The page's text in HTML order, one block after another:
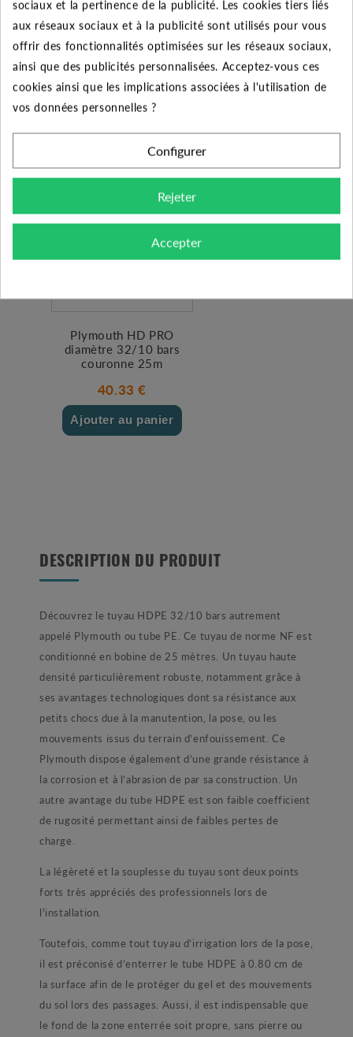
Plymouth PEHD Bande
Bleue ∅ 32/16 bars -
25 mètres
58.80 €
Ajouter au panier
Plymouth HD PRO
diamètre 32/10 bars
couronne 25m
40.33 €
Ajouter au panier
DESCRIPTION DU PRODUIT
Découvrez le tuyau HDPE 32/10 bars autrement
appelé Plymouth ou tube PE. Ce tuyau de norme NF est
conditionné en bobine de 25 mètres. Un tuyau haute
densité particulièrement robuste, notamment grâce à
ses avantages technologiques dont sa résistance aux
petits chocs due à la manutention, la pose, ou les
mouvements issus du terrain d’enfouissement. Ce
Plymouth dispose également d’une grande résistance à
la corrosion et à l’abrasion de par sa construction. Un
autre avantage du tube HDPE est son faible coefficient
de rugosité permettant ainsi de faibles pertes de
charge.
La légèreté et la souplesse du tuyau sont deux points
forts très appréciés des professionnels lors de
l'installation.
Toutefois, comme tout tuyau d’irrigation lors de la pose,
il est préconisé d’enterrer le tube HDPE à 0.80 cm de
la surface afin de le protéger du gel et des mouvements
du sol lors des passages. Aussi, il est indispensable que
le fond de la zone enterrée soit propre, sans pierre ou
sociaux et la pertinence de la publicité. Les cookies tiers liés
aux réseaux sociaux et à la publicité sont utilisés pour vous
offrir des fonctionnalités optimisées sur les réseaux sociaux,
ainsi que des publicités personnalisées. Acceptez-vous ces
cookies ainsi que les implications associées à l'utilisation de
vos données personnelles ?
Configurer
Rejeter
Accepter